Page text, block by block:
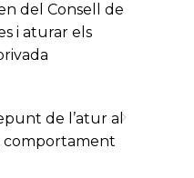
del Consell de
i aturar els
de l’atur al
comportament